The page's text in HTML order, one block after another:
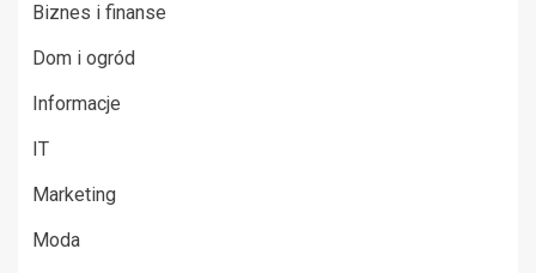
Biznes i finanse
Dom i ogród
Informacje
IT
Marketing
Moda